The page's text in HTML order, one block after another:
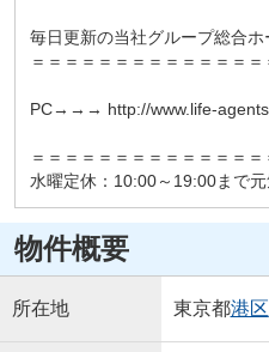
毎日更新の当社グループ総合ホ
＝＝＝＝＝＝＝＝＝＝＝＝＝
PC→→→ http://www.life-
＝＝＝＝＝＝＝＝＝＝＝＝＝
水曜定休：10:00～19:00まで元
物件概要
所在地 東京都港区